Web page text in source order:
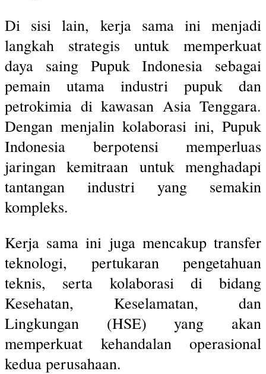
Di sisi lain, kerja sama ini menjadi
langkah strategis untuk memperkuat
daya saing Pupuk Indonesia sebagai
pemain utama industri pupuk dan
petrokimia di kawasan Asia Tenggara.
Dengan menjalin kolaborasi ini, Pupuk
Indonesia berpotensi memperluas
jaringan kemitraan untuk menghadapi
tantangan industri yang semakin
kompleks.
Kerja sama ini juga mencakup transfer
teknologi, pertukaran pengetahuan
teknis, serta kolaborasi di bidang
Kesehatan, Keselamatan, dan
Lingkungan (HSE) yang akan
memperkuat kehandalan operasional
kedua perusahaan.